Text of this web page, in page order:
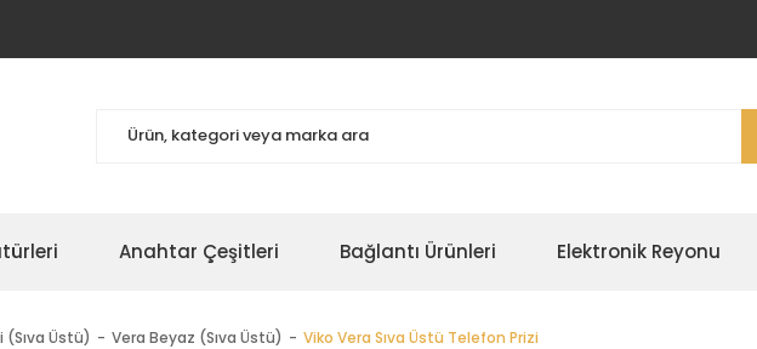
Anahtar Çeşitleri Bağlantı Ürünleri Elektronik Reyonu
(Sıva Üstü) Vera Beyaz (Sıva Üstü) Viko Vera Sıva Üstü Telefon Prizi